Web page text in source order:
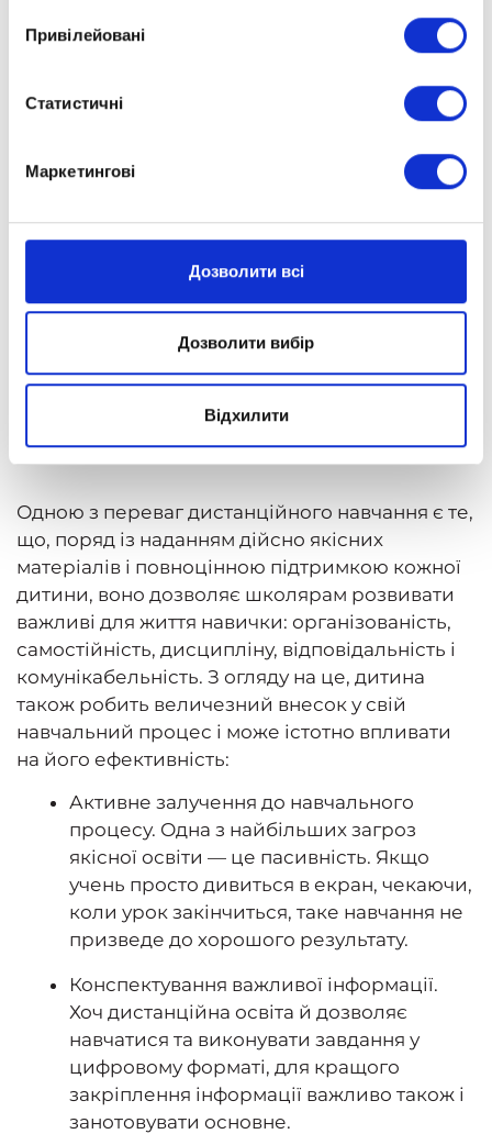
Привілейовані
Статистичні
Маркетингові
Дозволити всі
Дозволити вибір
Відхилити
активно взаємодійте зі школою та
консультуйтеся зі вчителями з
приводу того, як ви можете
Як бачимо, ефективність дистанційного
Але не треба забувати й про роль самого
Що потрібно робити
учню, щоб збільшити
ефективність власної
освіти?
Одною з переваг дистанційного навчання є те,
що, поряд із наданням дійсно якісних
матеріалів і повноцінною підтримкою кожної
дитини, воно дозволяє школярам розвивати
важливі для життя навички: організованість,
самостійність, дисципліну, відповідальність і
комунікабельність. З огляду на це, дитина
також робить величезний внесок у свій
навчальний процес і може істотно впливати
на його ефективність:
Активне залучення до навчального
процесу. Одна з найбільших загроз
якісної освіти — це пасивність. Якщо
учень просто дивиться в екран, чекаючи,
коли урок закінчиться, таке навчання не
призведе до хорошого результату.
Конспектування важливої інформації.
Хоч дистанційна освіта й дозволяє
навчатися та виконувати завдання у
цифровому форматі, для кращого
закріплення інформації важливо також і
занотовувати основне.